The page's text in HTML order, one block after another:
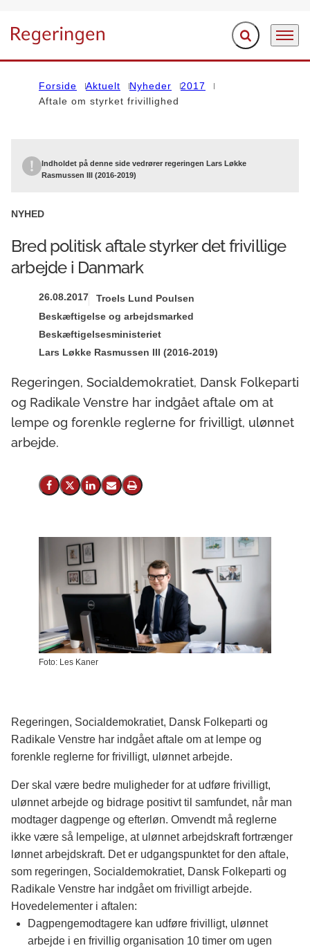
Gå til forsiden Fold søgefelt ud
Menu
Forside Aktuelt Nyheder
2017
Aftale om styrket frivillighed
Indholdet på denne side vedrører regeringen Lars Løkke
Rasmussen III (2016-2019)
NYHED
Bred politisk aftale styrker det frivillige
arbejde i Danmark
26.08.2017
Troels Lund Poulsen
Beskæftigelse og arbejdsmarked
Beskæftigelsesministeriet
Lars Løkke Rasmussen III (2016-2019)
Regeringen, Socialdemokratiet, Dansk Folkeparti
og Radikale Venstre har indgået aftale om at
lempe og forenkle reglerne for frivilligt, ulønnet
arbejde.
Del på Facebook
Del på X (Twitter)
Del på LinkedIn
Send email
Print
Foto: Les Kaner
Regeringen, Socialdemokratiet, Dansk Folkeparti og
Radikale Venstre har indgået aftale om at lempe og
forenkle reglerne for frivilligt, ulønnet arbejde.
Der skal være bedre muligheder for at udføre frivilligt,
ulønnet arbejde og bidrage positivt til samfundet, når man
modtager dagpenge og efterløn. Omvendt må reglerne
ikke være så lempelige, at ulønnet arbejdskraft fortrænger
lønnet arbejdskraft. Det er udgangspunktet for den aftale,
som regeringen, Socialdemokratiet, Dansk Folkeparti og
Radikale Venstre har indgået om frivilligt arbejde.
Hovedelementer i aftalen:
Dagpengemodtagere kan udføre frivilligt, ulønnet
arbejde i en frivillig organisation 10 timer om ugen